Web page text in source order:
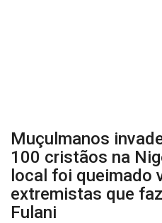
Muçulmanos
100 cristãos na
local foi queimado
extremistas que
Fulani